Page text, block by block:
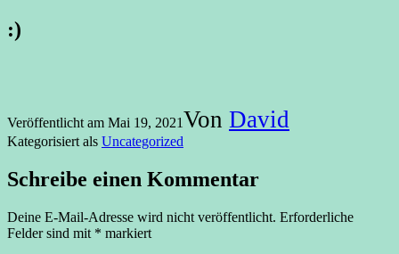
:)
Veröffentlicht am Mai 19, 2021Von David
Kategorisiert als Uncategorized
Schreibe einen Kommentar
Deine E-Mail-Adresse wird nicht veröffentlicht. Erforderliche
Felder sind mit * markiert